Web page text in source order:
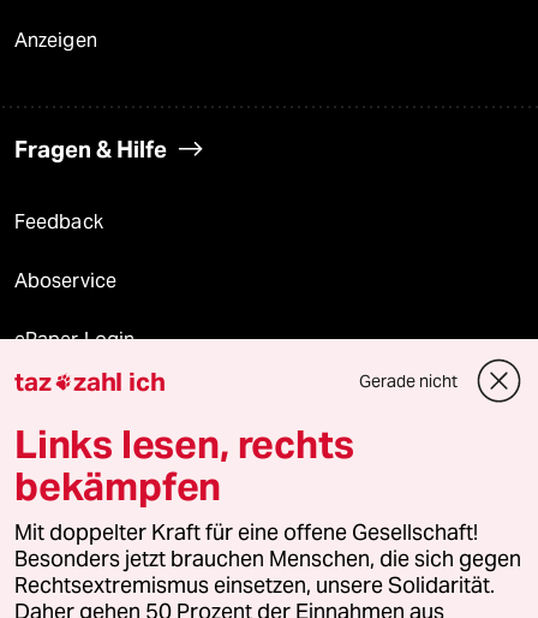
Anzeigen
Fragen & Hilfe
Feedback
Aboservice
ePaper Login
Downloads für Abonnierende
© 2026 taz Verlags und Vertriebs GmbH
Alle Rechte vorbehalten. Bei rechtlichen Fragen oder für Genehmigungen
wenden Sie sich bitte an
lizenzen@taz.de
taz zahl ich Gerade nicht
Links lesen, rechts
bekämpfen
Mit doppelter Kraft für eine offene Gesellschaft!
Besonders jetzt brauchen Menschen, die sich gegen
Rechtsextremismus einsetzen, unsere Solidarität.
Daher gehen 50 Prozent der Einnahmen aus